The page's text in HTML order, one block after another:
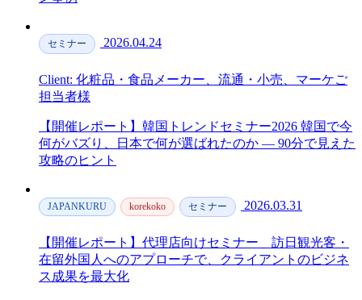
セミナー 2026.04.24
Client: 化粧品・食品メーカー、流通・小売、マーケご
担当者様
【開催レポート】韓国トレンドセミナー2026 韓国で今
何がバズり、日本で何が選ばれたのか — 90分で見えた
攻略のヒント
JAPANKURU korekoko セミナー 2026.03.31
【開催レポート】代理店向けセミナー＿訪日観光客・
在留外国人へのアプローチで、クライアントのビジネ
ス成果を最大化